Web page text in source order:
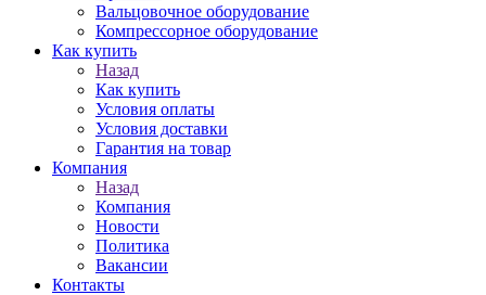
Вальцовочное оборудование
Компрессорное оборудование
Как купить
Назад
Как купить
Условия оплаты
Условия доставки
Гарантия на товар
Компания
Назад
Компания
Новости
Политика
Вакансии
Контакты